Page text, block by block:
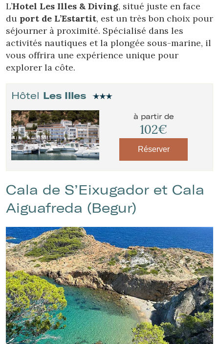
L’Hotel Les Illes & Diving, situé juste en face
du port de L’Estartit, est un très bon choix pour
séjourner à proximité. Spécialisé dans les
activités nautiques et la plongée sous-marine, il
vous offrira une expérience unique pour
explorer la côte.
Hôtel Les Illes
à partir de
102€
Réserver
Cala de S’Eixugador et Cala
Aiguafreda (Begur)